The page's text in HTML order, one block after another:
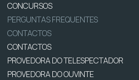
CONCURSOS
PERGUNTAS FREQUENTES
CONTACTOS
CONTACTOS
PROVEDORA DO TELESPECTADOR
PROVEDORA DO OUVINTE